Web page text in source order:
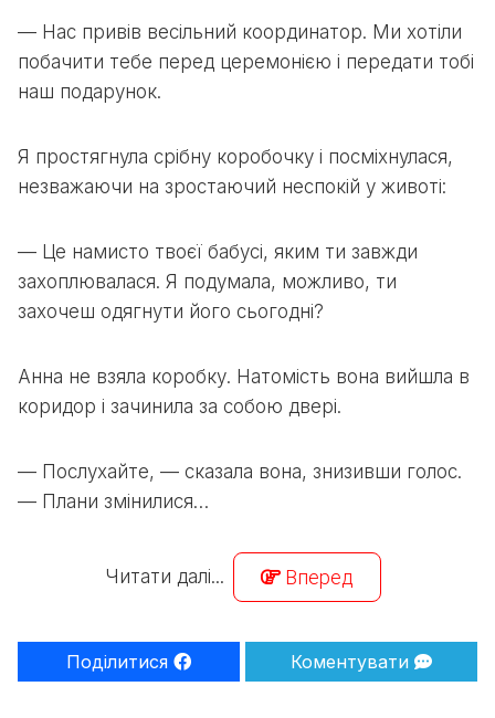
— Нас привів весільний координатор. Ми хотіли
побачити тебе перед церемонією і передати тобі
наш подарунок.
Я простягнула срібну коробочку і посміхнулася,
незважаючи на зростаючий неспокій у животі:
— Це намисто твоєї бабусі, яким ти завжди
захоплювалася. Я подумала, можливо, ти
захочеш одягнути його сьогодні?
Анна не взяла коробку. Натомість вона вийшла в
коридор і зачинила за собою двері.
— Послухайте, — сказала вона, знизивши голос.
— Плани змінилися…
Читати далі... Вперед
Поділитися Коментувати